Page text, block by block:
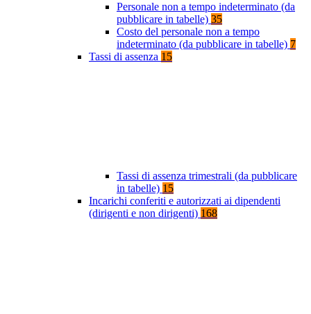
Personale non a tempo indeterminato (da
pubblicare in tabelle) 35
Costo del personale non a tempo
indeterminato (da pubblicare in tabelle) 7
Tassi di assenza 15
Tassi di assenza trimestrali (da pubblicare
in tabelle) 15
Incarichi conferiti e autorizzati ai dipendenti
(dirigenti e non dirigenti) 168